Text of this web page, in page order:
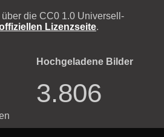
die CC0 1.0 Universell-
Lizenzseite.
Hochgeladene Bilder
3.806